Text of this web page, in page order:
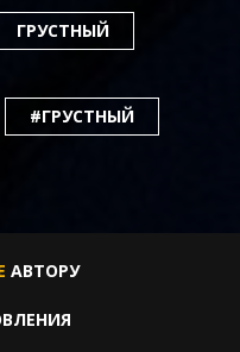
ГРУСТНЫЙ
#ГРУСТНЫЙ
АВТОРУ